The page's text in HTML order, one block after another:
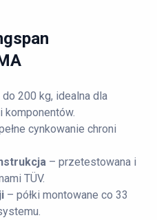
do 200 kg, idealna dla
komponentów.
cynkowanie chroni
– przetestowana i
TÜV.
– półki montowane co 33